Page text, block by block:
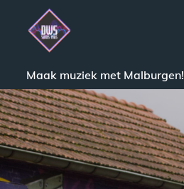
Maak muziek met Malburgen!